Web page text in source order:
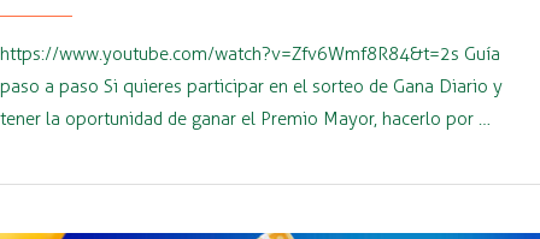
https://www.youtube.com/watch?v=Zfv6Wmf8R84&t=2s Guía
paso a paso Si quieres participar en el sorteo de Gana Diario y
tener la oportunidad de ganar el Premio Mayor, hacerlo por …